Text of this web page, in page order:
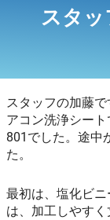
スタ
スタッフの加藤
アコン洗浄シー
801でした。途中
た。
最初は、塩化ビ
は、加工しやす